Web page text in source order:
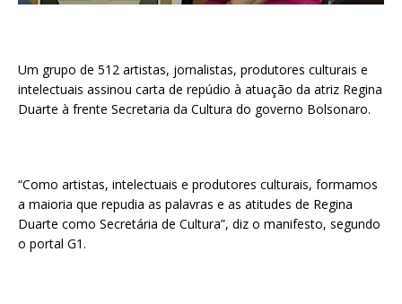
Um grupo de 512 artistas, jornalistas, produtores culturais e
intelectuais assinou carta de repúdio à atuação da atriz Regina
Duarte à frente Secretaria da Cultura do governo Bolsonaro.
“Como artistas, intelectuais e produtores culturais, formamos
a maioria que repudia as palavras e as atitudes de Regina
Duarte como Secretária de Cultura”, diz o manifesto, segundo
o portal G1.